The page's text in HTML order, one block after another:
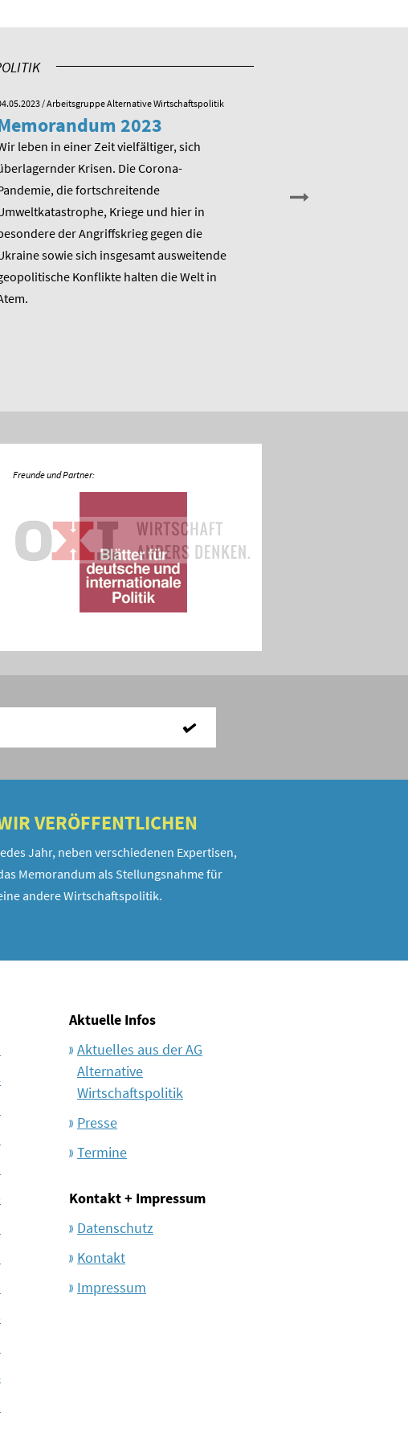
/ Arbeitsgruppe Alternative Wirtschaftspolitik
2023
leben in einer Zeit vielfältiger, sich
Krisen. Die Corona-
die fortschreitende
Kriege und hier in
der Angriffskrieg gegen die
sowie sich insgesamt ausweitende
Konflikte halten die Welt in
die Arbeitsgruppe
VERÖFFENTLICHEN
Jahr, neben verschiedenen Expertisen,
Memorandum als Stellungsnahme für
andere Wirtschaftspolitik.
Aktuelle Infos
Aktuelles aus der AG
Alternative
Wirtschaftspolitik
Presse
Termine
Kontakt + Impressum
Datenschutz
Kontakt
Impressum